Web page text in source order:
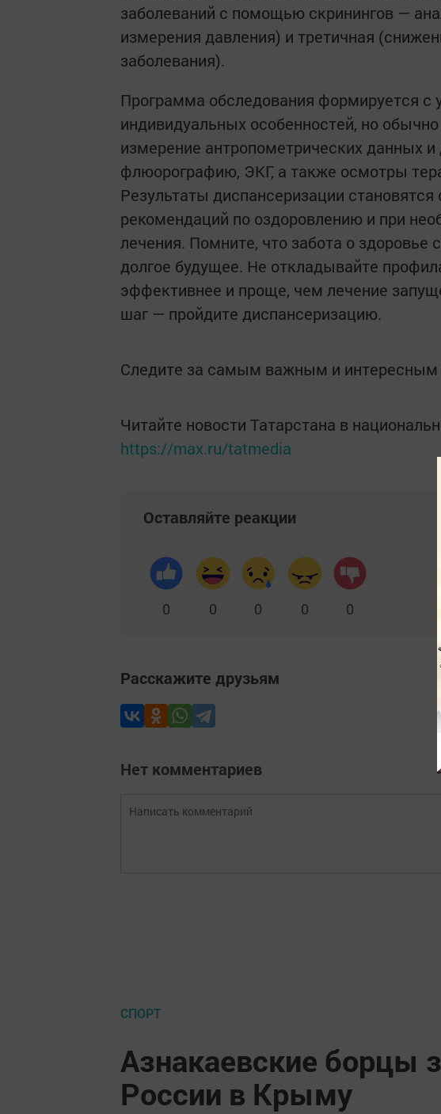
заболеваний с помощью скринингов —
измерения давления) и третичная
заболевания).
Программа обследования формируется с
индивидуальных особенностей, но
измерение антропометрических данных
флюорографию, ЭКГ, а также осмотры
Результаты диспансеризации
рекомендаций по оздоровлению и при
лечения. Помните, что забота о здоровье
долгое будущее. Не откладывайте
эффективнее и проще, чем лечение
шаг — пройдите диспансеризацию.
Следите за самым важным и интересным
Читайте новости Татарстана в
https://max.ru/tatmedia
Оставляйте реакции
0 0 0 0 0
Расскажите друзьям
Нет комментариев
СПОРТ
Азнакаевские борцы
России в Крыму